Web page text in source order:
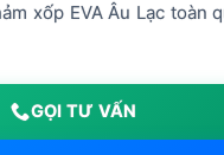
xốp EVA Âu Lạc toàn
GỌI TƯ VẤN